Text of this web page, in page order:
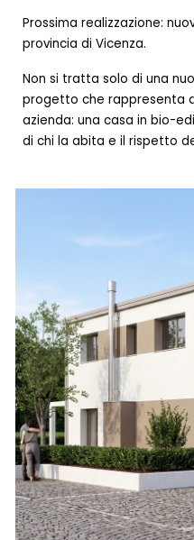
Prossima realizzazione:
provincia di Vicenza.
Non si tratta solo di una
progetto che rappresenta
azienda: una casa in bio-
di chi la abita e il rispetto